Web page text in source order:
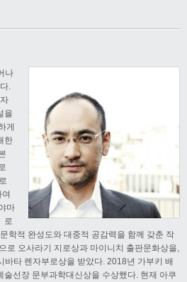
나
.
을
게
한
마
로
학적 완성도와 대중적 공감력을 함께 갖춘 작
로 오사라기 지로상과 마이니치 출판문화상을,
타 렌자부로상을 받았다. 2018년 가부키 배
선장 문부과학대신상을 수상했다. 현재 아쿠